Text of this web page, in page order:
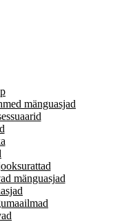
mänguasjad
mänguasjad